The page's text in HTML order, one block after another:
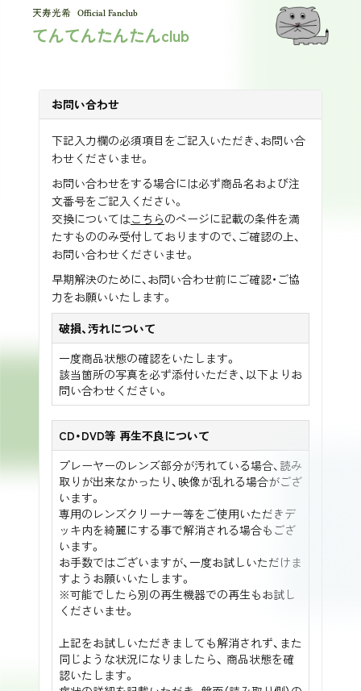
Official Fanclub
てんてんたんたんclub
お問い合わせ
下記入力欄の必須項目をご記入いただき、お問い合
わせくださいませ。
お問い合わせをする場合には必ず商品名および注
文番号をご記入ください。
交換についてはこちらのページに記載の条件を満
たすもののみ受付しておりますので、ご確認の上、
お問い合わせくださいませ。
早期解決のために、お問い合わせ前にご確認・ご協
力をお願いいたします。
破損、汚れについて
一度商品状態の確認をいたします。
該当箇所の写真を必ず添付いただき、以下よりお
問い合わせください。
CD・DVD等 再生不良について
プレーヤーのレンズ部分が汚れている場合、読み
取りが出来なかったり、映像が乱れる場合がござ
います。
専用のレンズクリーナー等をご使用いただきデ
ッキ内を綺麗にする事で解消される場合もござ
います。
お手数ではございますが、一度お試しいただけま
すようお願いいたします。
※可能でしたら別の再生機器での再生もお試し
くださいませ。
上記をお試しいただきましても解消されず、また
同じような状況になりましたら、 商品状態を確
認いたします。